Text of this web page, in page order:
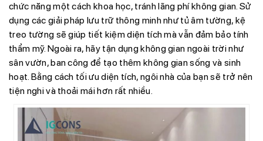
chức năng một cách khoa học, tránh lãng phí không gian. Sử
dụng các giải pháp lưu trữ thông minh như tủ âm tường, kệ
treo tường sẽ giúp tiết kiệm diện tích mà vẫn đảm bảo tính
thẩm mỹ. Ngoài ra, hãy tận dụng không gian ngoài trời như
sân vườn, ban công để tạo thêm không gian sống và sinh
hoạt. Bằng cách tối ưu diện tích, ngôi nhà của bạn sẽ trở nên
tiện nghi và thoải mái hơn rất nhiều.